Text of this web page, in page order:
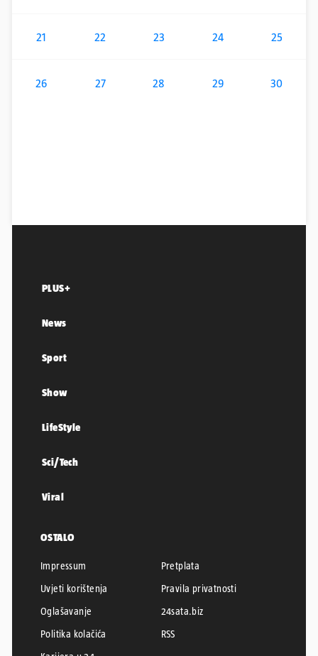
21 22 23 24 25
26 27 28 29 30
PLUS+
News
Sport
Show
LifeStyle
Sci/Tech
Viral
OSTALO
Impressum
Pretplata
Uvjeti korištenja
Pravila privatnosti
Oglašavanje
24sata.biz
Politika kolačića
RSS